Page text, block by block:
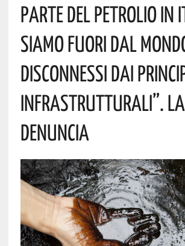
Parte Del Petrolio In
Siamo Fuori Dal
Disconnessi Dai
Infrastrutturali”. La
Denuncia